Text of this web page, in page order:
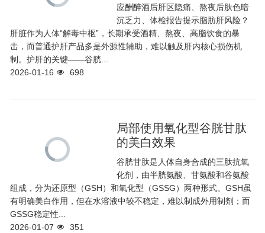
应酬醉酒后肝区隐痛、熬夜后肤色暗
沉乏力、体检报告提示脂肪肝风险？
肝脏作为人体“解毒中枢”，长期承受酒精、熬夜、高脂饮食的暴
击，而普通护肝产品多是外源性辅助，难以触及肝内核心损伤机
制。护肝的关键——谷胱...
2026-01-16
698
局部使用氧化型谷胱甘肽
的美白效果
谷胱甘肽是人体自身合成的三肽抗氧
化剂，由半胱氨酸、甘氨酸和谷氨酸
组成，分为还原型（GSH）和氧化型（GSSG）两种形式。GSH虽
有明确美白作用，但在水溶液中较不稳定，难以制成外用制剂；而
GSSG稳定性...
2026-01-07
351